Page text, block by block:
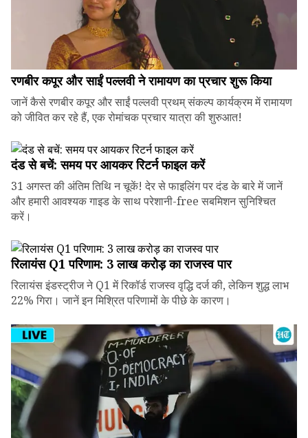
रणबीर कपूर और साईं पल्लवी ने रामायण का प्रचार शुरू किया
जानें कैसे रणबीर कपूर और साईं पल्लवी प्रथम् संकल्प कार्यक्रम में रामायण
को जीवित कर रहे हैं, एक रोमांचक प्रचार यात्रा की शुरुआत!
दंड से बचें: समय पर आयकर रिटर्न फाइल करें
31 अगस्त की अंतिम तिथि न चूकें! देर से फाइलिंग पर दंड के बारे में जानें
और हमारी आवश्यक गाइड के साथ परेशानी-free सबमिशन सुनिश्चित
करें।
रिलायंस Q1 परिणाम: ₹3 लाख करोड़ का राजस्व पार
रिलायंस इंडस्ट्रीज ने Q1 में रिकॉर्ड राजस्व वृद्धि दर्ज की, लेकिन शुद्ध लाभ
22% गिरा। जानें इन मिश्रित परिणामों के पीछे के कारण।